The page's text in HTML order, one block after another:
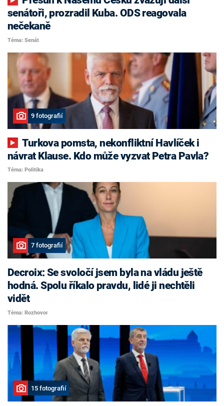
senátoři, prozradil Kuba. ODS reagovala
nečekaně
Téma: Senát
9 fotografií
Turkova pomsta, nekonfliktní Havlíček i
návrat Klause. Kdo může vyzvat Petra Pavla?
Téma: Politika
7 fotografií
Decroix: Se svoločí jsem byla na vládu ještě
hodná. Spolu říkalo pravdu, lidé ji nechtěli
vidět
Téma: Rozhovor
15 fotografií